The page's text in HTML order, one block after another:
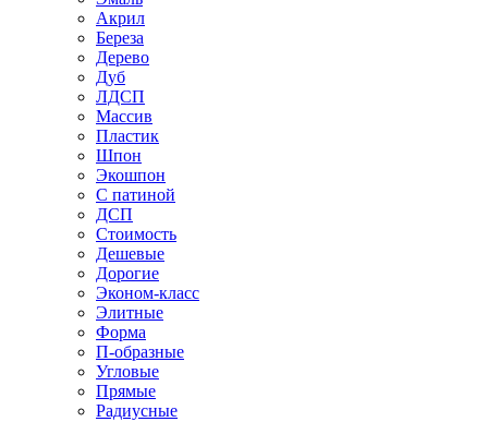
Акрил
Береза
Дерево
Дуб
ЛДСП
Массив
Пластик
Шпон
Экошпон
С патиной
ДСП
Стоимость
Дешевые
Дорогие
Эконом-класс
Элитные
Форма
П-образные
Угловые
Прямые
Радиусные